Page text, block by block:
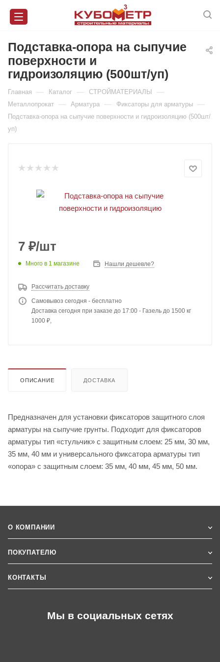
Подставка-опора на сыпучие
поверхности и
гидроизоляцию (500шт/уп)
Главная — Каталог — СТРОЙМАТЕРИАЛЫ —
Металлопрокат — Арматура — Фиксаторы для арматуры —
Подставка-опора на сыпучие поверхности и гидроизоляцию (500шт/
уп)
7 ₽/шт
Много в 1 магазине Нашли дешевле?
Рассчитать доставку
Самовывоз сегодня - бесплатно
Доставка сегодня при заказе до 17:00 - Газель до 1500 кг
1000 ₽,
ОПИСАНИЕ ДОСТАВКА
Предназначен для установки фиксаторов защитного слоя
арматуры на сыпучие грунты. Подходит для фиксаторов
арматуры тип «стульчик» с защитным слоем: 25 мм, 30 мм,
35 мм, 40 мм и универсального фиксатора арматуры тип
«опора» с защитным слоем: 35 мм, 40 мм, 45 мм, 50 мм.
О КОМПАНИИ
ПОКУПАТЕЛЮ
КОНТАКТЫ
Мы в социальных сетях